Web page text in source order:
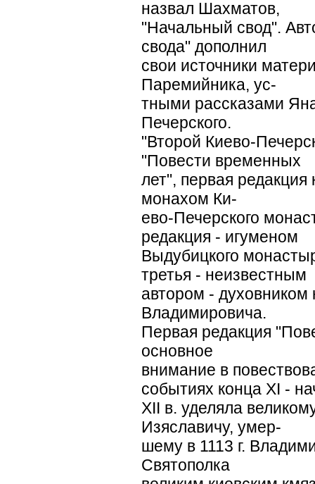
назвал Шахматов,
"Начальный свод".
свода" дополнил
свои источники
Паремийника, ус-
тными рассказами
Печерского.
"Второй Киево-
"Повести временных
лет", первая редакция
монахом Ки-
ево-Печерского
редакция - игуменом
Выдубицкого
третья - неизвестным
автором - духовником
Владимировича.
Первая редакция
основное
внимание в
событиях конца ХI -
ХII в. уделяла
Изяславичу, умер-
шему в 1113 г.
Святополка